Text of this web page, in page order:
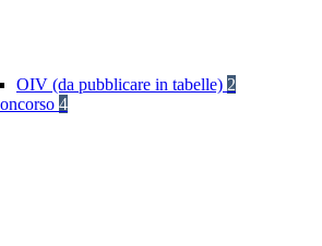
OIV (da pubblicare in tabelle) 2
4